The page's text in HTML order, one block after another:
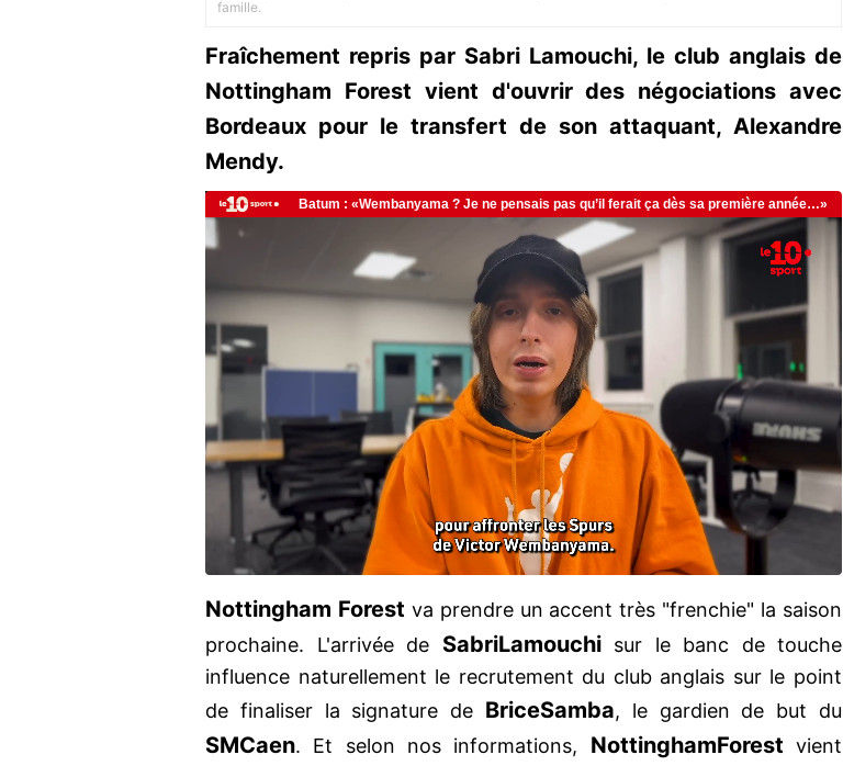
famille.
Fraîchement repris par Sabri Lamouchi, le club anglais de
Nottingham Forest vient d'ouvrir des négociations avec
Bordeaux pour le transfert de son attaquant, Alexandre
Mendy.
Nottingham Forest va prendre un accent très "frenchie" la saison
prochaine. L'arrivée de SabriLamouchisur le banc de touche
influence naturellement le recrutement du club anglais sur le point
de finaliser la signature de BriceSamba, le gardien de but du
SMCaen. Et selon nos informations, NottinghamForest vient